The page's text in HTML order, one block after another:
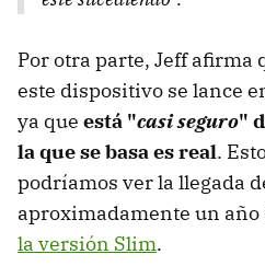
Por otra parte, Jeff afirma
este dispositivo se lance
ya que está "casi seguro"
la que se basa es real.
podríamos ver la llegada
aproximadamente un año
la versión Slim.